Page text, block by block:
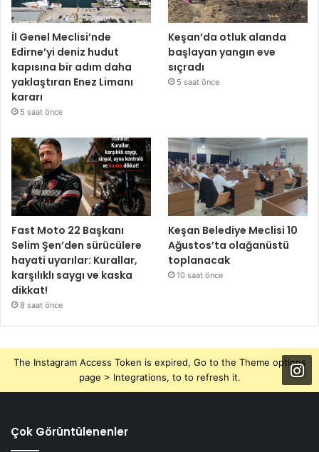
İl Genel Meclisi’nde
Edirne’yi deniz hudut
kapısına bir adım daha
yaklaştıran Enez Limanı
kararı
5 saat önce
Keşan’da otluk alanda
başlayan yangın eve
sıçradı
5 saat önce
Fast Moto 22 Başkanı
Selim Şen’den sürücülere
hayati uyarılar: Kurallar,
karşılıklı saygı ve kaska
dikkat!
8 saat önce
Keşan Belediye Meclisi 10
Ağustos’ta olağanüstü
toplanacak
10 saat önce
The Instagram Access Token is expired, Go to the Theme options
page > Integrations, to to refresh it.
Çok Görüntülenenler